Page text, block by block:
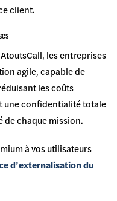
client.
les entreprises
agile, capable de
les coûts
une confidentialité totale
de chaque mission.
à vos utilisateurs
d’externalisation du